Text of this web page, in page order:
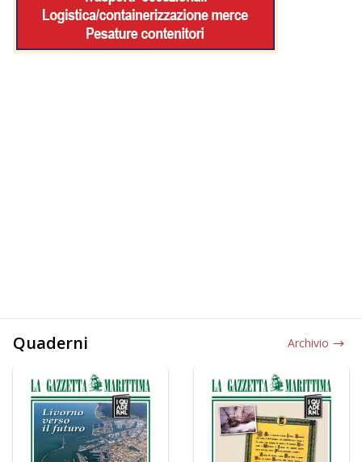
Quaderni Archivio